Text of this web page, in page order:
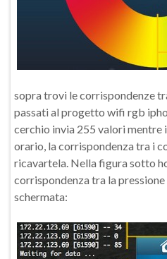
sopra trovi le corrispondenze
passati al progetto wifi rgb
cerchio invia 255 valori mentre
orario, la corrispondenza tra i
ricavartela. Nella figura sotto
corrispondenza tra la
schermata: